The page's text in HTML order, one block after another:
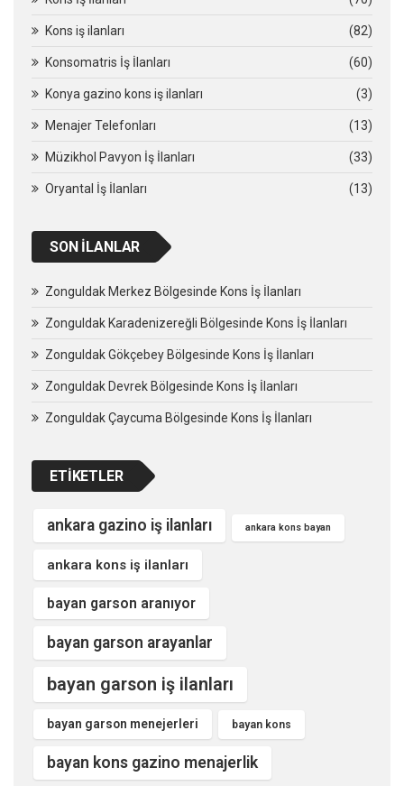
Kons iş ilanları (82)
Konsomatris İş İlanları (60)
Konya gazino kons iş ilanları (3)
Menajer Telefonları (13)
Müzikhol Pavyon İş İlanları (33)
Oryantal İş İlanları (13)
SON İLANLAR
Zonguldak Merkez Bölgesinde Kons İş İlanları
Zonguldak Karadenizereğli Bölgesinde Kons İş İlanları
Zonguldak Gökçebey Bölgesinde Kons İş İlanları
Zonguldak Devrek Bölgesinde Kons İş İlanları
Zonguldak Çaycuma Bölgesinde Kons İş İlanları
ETIKETLER
ankara gazino iş ilanları ankara kons bayan
ankara kons iş ilanları
bayan garson aranıyor
bayan garson arayanlar
bayan garson iş ilanları
bayan garson menejerleri bayan kons
bayan kons gazino menajerlik